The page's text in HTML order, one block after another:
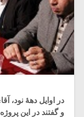
در اوایل دهۀ نود،
و گفتند در این